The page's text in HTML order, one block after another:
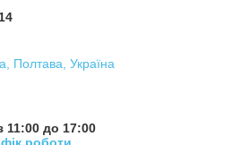
Полтава, Україна
11:00 до 17:00